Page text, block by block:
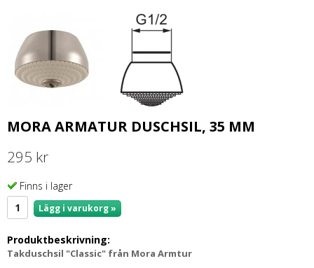
MORA ARMATUR DUSCHSIL, 35 MM
295 kr
Finns i lager
Lägg i varukorg »
Produktbeskrivning:
Takduschsil "Classic" från Mora Armtur